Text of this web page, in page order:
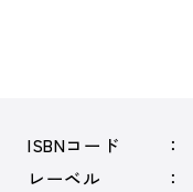
ISBNコード
レーベル